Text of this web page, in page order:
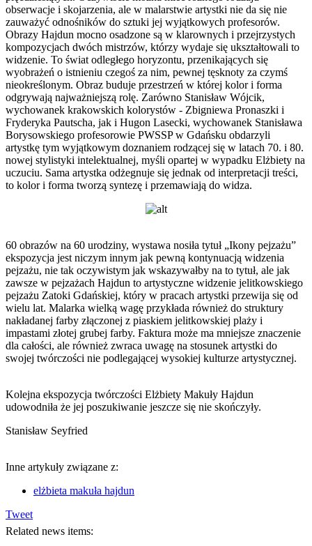
obserwacje i skojarzenia, ale w malarstwie artystki nie da się nie
zauważyć odnośników do sztuki jej wyjątkowych profesorów.
Obrazy Hajdun mocno osadzone są w klarownych i przejrzystych
kompozycjach dwóch mistrzów, którzy wydaje się ukształtowali to
widzenie. To świat odległego horyzontu, przenikających się
wyobrażeń o istnieniu czegoś za nim, pewnej tęsknoty za czymś
nieokreślonym. Obraz buduje przestrzeń w której kolor i forma
odgrywają najważniejszą rolę. Zarówno Stanisław Wójcik,
wychowanek krakowskich kolorystów - Zbigniewa Pronaszki i
Fryderyka Pautscha, jak i Hugon Lasecki, wychowanek Stanisława
Borysowskiego profesorowie PWSSP w Gdańsku obdarzyli
artystkę tym wyjątkowym doznaniem rodzącej się w latach 70. i 80.
nowej stylistyki intelektualnej, myśli opartej w wypadku Elżbiety na
uczuciu. Sama artystka odżegnuje się jednak od interpretacji treści,
to kolor i forma tworzą syntezę i przemawiają do widza.
60 obrazów na 60 urodziny, wystawa nosiła tytuł „Ikony pejzażu”
ekspozycja jest niczym innym jak pewną kontynuacją widzenia
pejzażu, nie tak oczywistym jak wskazywałby na to tytuł, ale jak
zawsze w pejzażach Hajdun to artystyczne widzenie jelitkowskiego
pejzażu Zatoki Gdańskiej, który w pracach artystki przewija się od
wielu lat. Malarka wielką wagę przykłada również do struktury
nakładanej farby złączonej z piaskiem jelitkowskiej plaży i
impastami złotej grubej farby. Faktura może ma mniejsze znaczenie
dla całości, ale również zwraca uwagę na stosunek artystki do
swojej twórczości nie podlegającej wysokiej kulturze artystycznej.
Kolejna ekspozycja twórczości Elżbiety Makuły Hajdun
udowodniła że jej poszukiwanie jeszcze się nie skończyły.
Stanisław Seyfried
Inne artykuły związane z:
elżbieta makuła hajdun
Tweet
Related news items: